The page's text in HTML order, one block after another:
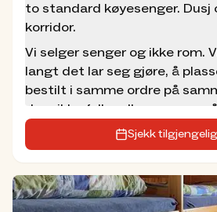
to standard køyesenger.
korridor.
Vi selger senger og ikke rom.
langt det lar seg gjøre, å
bestilt i samme ordre på
dere ikke fyller alle sengene
andre bestille resterende
inkluderer treretters middag,
og frokost med niste og
termos. Det er ikke tillatt med
sovepose i våre senger. Ta
Sjekk